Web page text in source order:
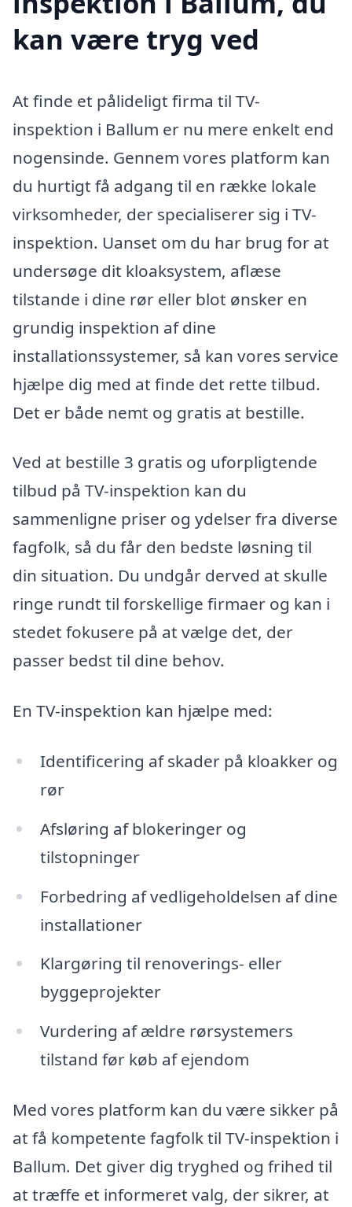
kan være tryg ved
At finde et pålideligt firma til TV-
inspektion i Ballum er nu mere enkelt end
nogensinde. Gennem vores platform kan
du hurtigt få adgang til en række lokale
virksomheder, der specialiserer sig i TV-
inspektion. Uanset om du har brug for at
undersøge dit kloaksystem, aflæse
tilstande i dine rør eller blot ønsker en
grundig inspektion af dine
installationssystemer, så kan vores service
hjælpe dig med at finde det rette tilbud.
Det er både nemt og gratis at bestille.
Ved at bestille 3 gratis og uforpligtende
tilbud på TV-inspektion kan du
sammenligne priser og ydelser fra diverse
fagfolk, så du får den bedste løsning til
din situation. Du undgår derved at skulle
ringe rundt til forskellige firmaer og kan i
stedet fokusere på at vælge det, der
passer bedst til dine behov.
En TV-inspektion kan hjælpe med:
Identificering af skader på kloakker og
rør
Afsløring af blokeringer og
tilstopninger
Forbedring af vedligeholdelsen af dine
installationer
Klargøring til renoverings- eller
byggeprojekter
Vurdering af ældre rørsystemers
tilstand før køb af ejendom
Med vores platform kan du være sikker på
at få kompetente fagfolk til TV-inspektion i
Ballum. Det giver dig tryghed og frihed til
at træffe et informeret valg, der sikrer, at